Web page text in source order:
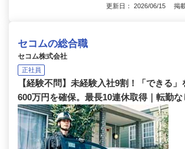
更新日： 2026/06/15 掲
セコムの総合職
セコム株式会社
正社員
【経験不問】未経験入社9割！「できる
600万円を確保。最長10連休取得｜転勤な